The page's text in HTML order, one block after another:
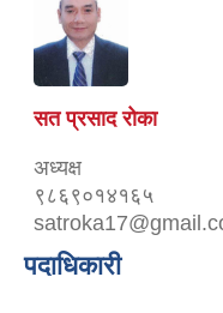
सत प्रसाद रोका
अध्यक्ष
९८६९०१४१६५
पदाधिकारी